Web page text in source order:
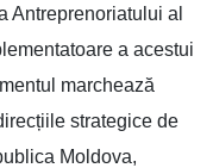
Antreprenoriatului al
a acestui
marchează
strategice de
Moldova,